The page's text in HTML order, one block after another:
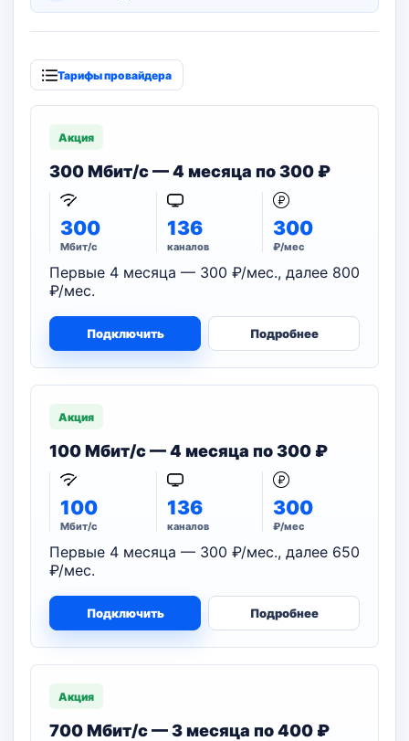
Тарифы провайдера
Акция
300 Мбит/с — 4 месяца по 300 ₽
300
Мбит/с
136
каналов
300
₽/мес
Первые 4 месяца — 300 ₽/мес., далее 800
₽/мес.
Подключить Подробнее
Акция
100 Мбит/с — 4 месяца по 300 ₽
100
Мбит/с
136
каналов
300
₽/мес
Первые 4 месяца — 300 ₽/мес., далее 650
₽/мес.
Подключить Подробнее
Акция
700 Мбит/с — 3 месяца по 400 ₽